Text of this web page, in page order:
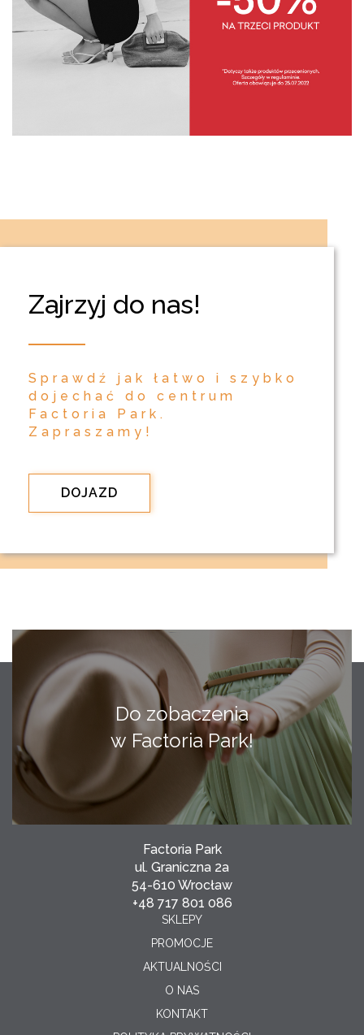
Zajrzyj do nas!
Sprawdź jak łatwo i szybko
dojechać do centrum
Factoria Park.
Zapraszamy!
DOJAZD
Do zobaczenia
w Factoria Park!
Factoria Park
ul. Graniczna 2a
54-610 Wrocław
+48 717 801 086
SKLEPY
PROMOCJE
AKTUALNOŚCI
O NAS
KONTAKT